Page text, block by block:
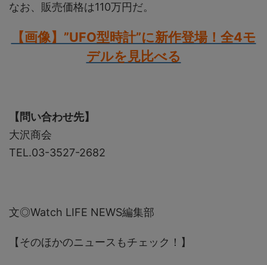
なお、販売価格は110万円だ。
【画像】”UFO型時計”に新作登場！全4モ
デルを見比べる
【問い合わせ先】
大沢商会
TEL.03-3527-2682
文◎Watch LIFE NEWS編集部
【そのほかのニュースもチェック！】